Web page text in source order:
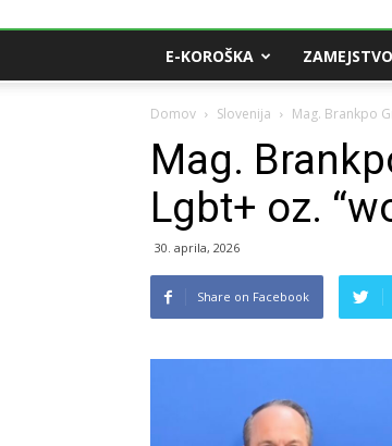
E-KOROŠKA ZAMEJSTVO
Domov Slovenija Mag. Brankpo
Mag.
Lgbt+ oz.
30. aprila, 2026
Share on Facebook